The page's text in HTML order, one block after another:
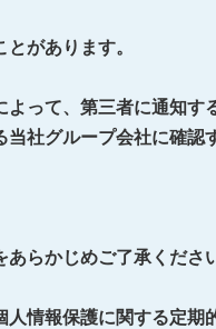
があります。
って、第三者に通知す
社グループ会社に確認
らかじめご了承くださ
情報保護に関する定期